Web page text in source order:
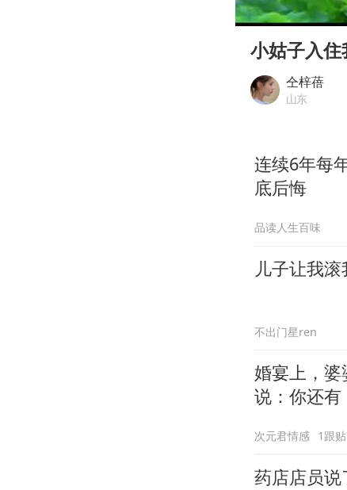
Play
00:00
小姑子入住
仝梓蓓
山东
连续6年每
底后悔
品读人生百味
儿子让我
不出门星ren
婚宴上，
说：你还有
次元君情感 1跟贴
药店店员说